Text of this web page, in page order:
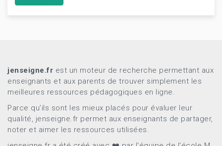
jenseigne.fr est un moteur de recherche permettant aux
enseignants et aux parents de trouver simplement les
meilleures ressources pédagogiques en ligne.
Parce qu’ils sont les mieux placés pour évaluer leur
qualité, jenseigne.fr permet aux enseignants de partager,
noter et aimer les ressources utilisées.